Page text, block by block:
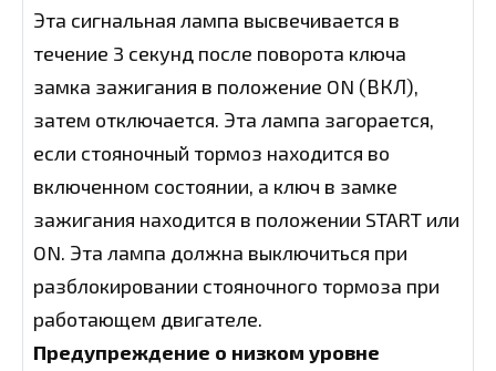
Эта сигнальная лампа высвечивается в
течение 3 секунд после поворота ключа
замка зажигания в положение ON (ВКЛ),
затем отключается. Эта лампа загорается,
если стояночный тормоз находится во
включенном состоянии, а ключ в замке
зажигания находится в положении START или
ON. Эта лампа должна выключиться при
разблокировании стояночного тормоза при
работающем двигателе.
Предупреждение о низком уровне